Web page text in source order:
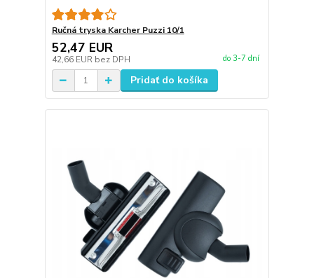
Ručná tryska Karcher Puzzi 10/1
52,47 EUR
42,66 EUR bez DPH do 3-7 dní
Pridať do košíka